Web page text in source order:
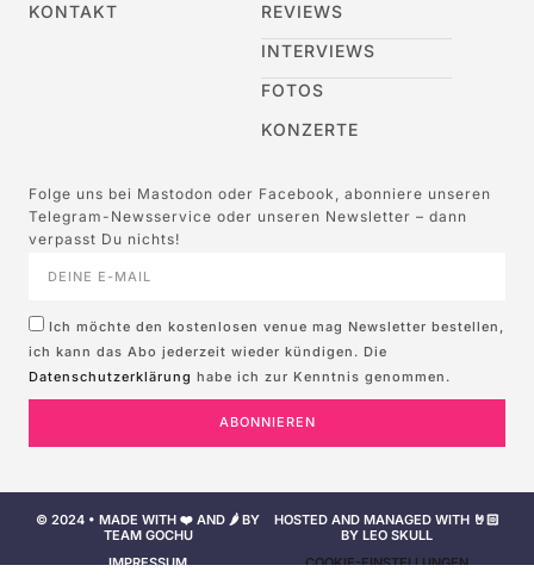
KONTAKT
REVIEWS
INTERVIEWS
FOTOS
KONZERTE
Folge uns bei Mastodon oder Facebook, abonniere unseren
Telegram-Newsservice oder unseren Newsletter – dann
verpasst Du nichts!
Ich möchte den kostenlosen venue mag Newsletter bestellen,
ich kann das Abo jederzeit wieder kündigen. Die
Datenschutzerklärung habe ich zur Kenntnis genommen.
ABONNIEREN
© 2024 • MADE WITH ❤️ AND 🌶️ BY
TEAM GOCHU
HOSTED AND MANAGED WITH 🤘🏻
BY LEO SKULL
IMPRESSUM
COOKIE-EINSTELLUNGEN